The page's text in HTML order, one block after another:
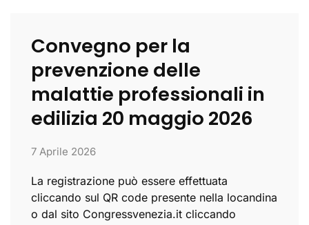
Convegno per la
prevenzione delle
malattie professionali in
edilizia 20 maggio 2026
7 Aprile 2026
La registrazione può essere effettuata
cliccando sul QR code presente nella locandina
o dal sito Congressvenezia.it cliccando